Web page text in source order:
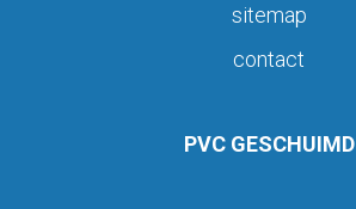
sitemap
contact
PVC GESCHUIMD